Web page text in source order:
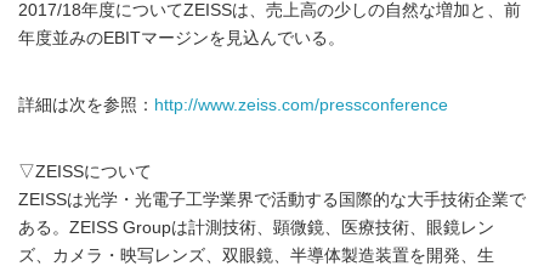
2017/18年度についてZEISSは、売上高の少しの自然な増加と、前
年度並みのEBITマージンを見込んでいる。
詳細は次を参照： http://www.zeiss.com/pressconference
▽ZEISSについて
ZEISSは光学・光電子工学業界で活動する国際的な大手技術企業で
ある。ZEISS Groupは計測技術、顕微鏡、医療技術、眼鏡レン
ズ、カメラ・映写レンズ、双眼鏡、半導体製造装置を開発、生